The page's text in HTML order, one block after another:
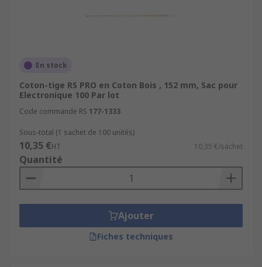
En stock
Coton-tige RS PRO en Coton Bois , 152 mm, Sac pour
Electronique 100 Par lot
Code commande RS 177-1333
Sous-total (1 sachet de 100 unités)
10,35 €HT 10,35 €/sachet
Quantité
Ajouter
Fiches techniques